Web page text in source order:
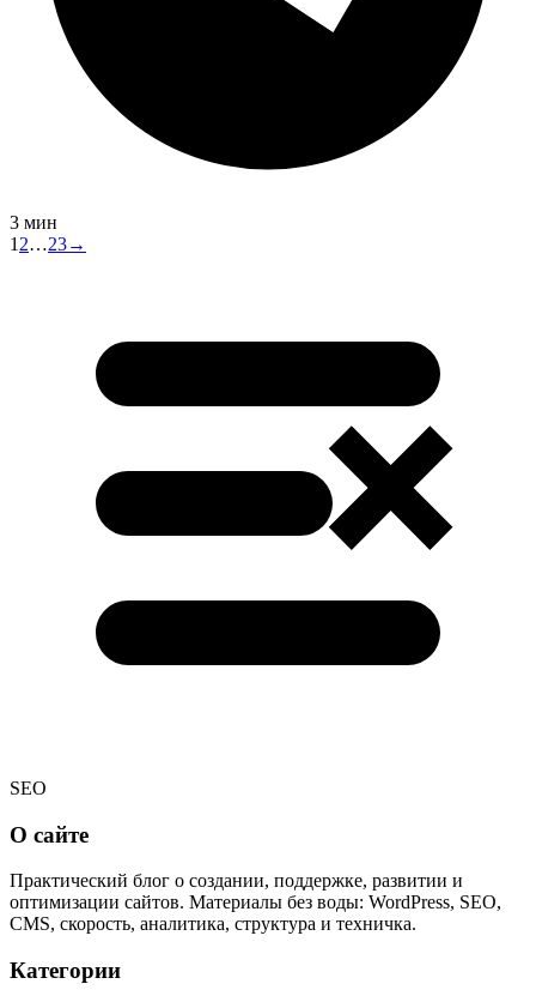
3 мин
1 2…23→
SEO
О сайте
Практический блог о создании, поддержке, развитии и
оптимизации сайтов. Материалы без воды: WordPress, SEO,
CMS, скорость, аналитика, структура и техничка.
Категории